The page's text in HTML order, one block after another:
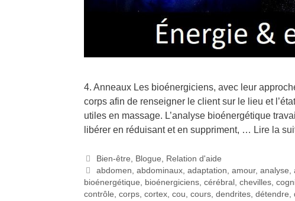
4. Anneaux Les bioénergiciens, avec leur
corps afin de renseigner le client sur le lieu et
utiles en massage. L’analyse bioénergétique
libérer en réduisant et en suppriment, … Lire la
Bien-être, Blogue, Relation d'aide
abdomen,abdominaux,adaptation,amour,analyse,
bioénergétique, bioénergiciens, cérébral , chevilles,
contrôle, corps, cortex, cou, cours, dendrites, détendre,